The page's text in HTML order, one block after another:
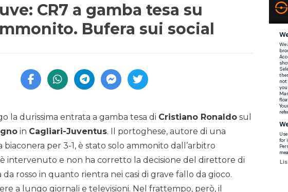
CR7 a gamba tesa su
Bufera sui social
la durissima entrata a gamba tesa di Cristiano Ronaldo sul
in Cagliari-Juventus. Il portoghese, autore di una
per 3-1, è stato solo ammonito dall’arbitro
è intervenuto e non ha corretto la decisione del direttore di
da rosso in quanto rientra nei casi di grave fallo da gioco.
a lungo giornali e televisioni. Nel frattempo, però, il